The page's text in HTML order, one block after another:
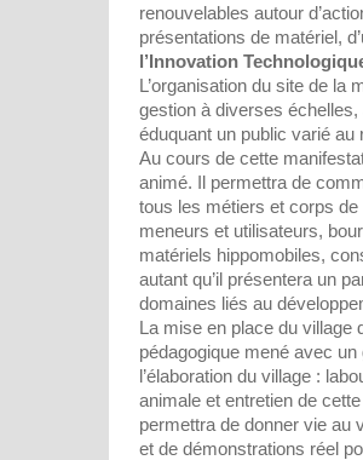
renouvelables autour
présentations de matériel,
l’Innovation
L’organisation du site de la
gestion à diverses
éduquant un public varié au
Au cours de cette
animé. Il permettra de
tous les métiers et corps de
meneurs et utilisateurs,
matériels hippomobiles,
autant qu’il présentera un
domaines liés au
La mise en place du village
pédagogique mené avec
l’élaboration du village :
animale et entretien de
permettra de donner vie au
et de démonstrations réel